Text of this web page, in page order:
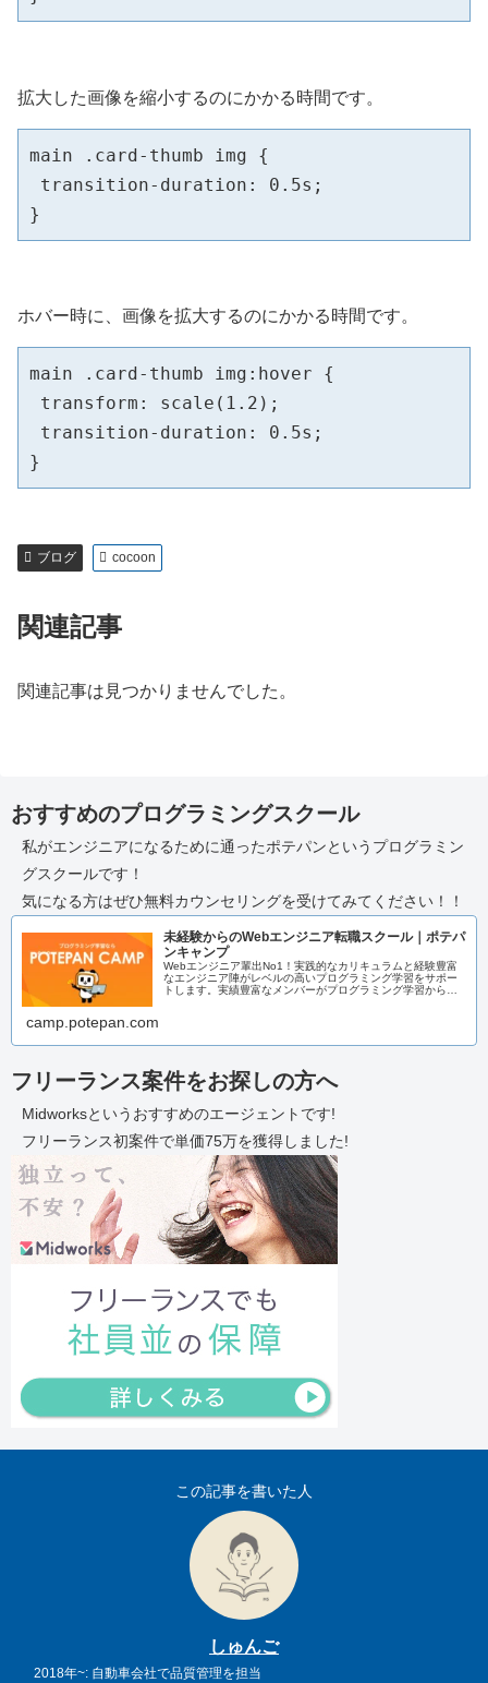
拡大した画像を縮小するのにかかる時間です。
main .card-thumb img {
transition-duration: 0.5s;
}
ホバー時に、画像を拡大するのにかかる時間です。
main .card-thumb img:hover {
transform: scale(1.2);
transition-duration: 0.5s;
}
ブログ cocoon
関連記事
関連記事は見つかりませんでした。
おすすめのプログラミングスクール
私がエンジニアになるために通ったポテパンというプログラミン
グスクールです！
気になる方はぜひ無料カウンセリングを受けてみてください！！
未経験からのWebエンジニア転職スクール｜ポテパ
ンキャンプ
Webエンジニア輩出No1！実践的なカリキュラムと経験豊富
なエンジニア陣がレベルの高いプログラミング学習をサポー
トします。実績豊富なメンバーがプログラミング学習からエ
camp.potepan.com
フリーランス案件をお探しの方へ
Midworksというおすすめのエージェントです!
フリーランス初案件で単価75万を獲得しました!
この記事を書いた人
しゅんご
2018年~: 自動車会社で品質管理を担当